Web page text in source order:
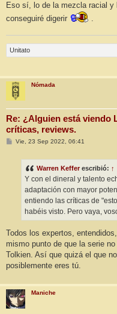
Eso sí, lo de la mezcla racial y
conseguiré digerir
.
Unitato
Nómada
Re: ¿Alguien está viendo
críticas, reviews.
MVie, 23 Sep 2022, 06:41
Warren Kefferescribió: ↑
Y con el dineral y talento
adaptación con mayor
entiendo las críticas de
habéis visto. Pero vaya,
Todos los expertos,
mismo punto de que la serie
Tolkien. Así que quizá el que
posiblemente eres tú.
Maniche